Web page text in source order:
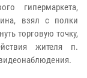
гипермаркета,
взял с полки
торговую точку,
жителя п.